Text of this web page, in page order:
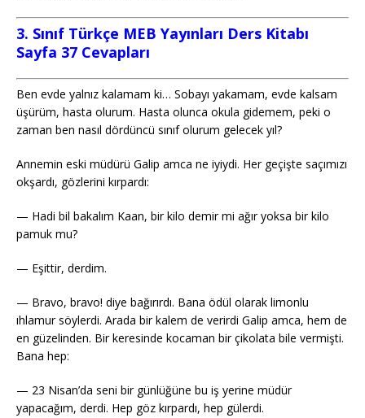
3. Sınıf Türkçe MEB Yayınları Ders Kitabı
Sayfa 37 Cevapları
Ben evde yalnız kalamam ki… Sobayı yakamam, evde kalsam
üşürüm, hasta olurum. Hasta olunca okula gidemem, peki o
zaman ben nasıl dördüncü sınıf olurum gelecek yıl?
Annemin eski müdürü Galip amca ne iyiydi. Her geçişte saçımızı
okşardı, gözlerini kırpardı:
— Hadi bil bakalım Kaan, bir kilo demir mi ağır yoksa bir kilo
pamuk mu?
— Eşittir, derdim.
— Bravo, bravo! diye bağırırdı. Bana ödül olarak limonlu
ıhlamur söylerdi. Arada bir kalem de verirdi Galip amca, hem de
en güzelinden. Bir keresinde kocaman bir çikolata bile vermişti.
Bana hep:
— 23 Nisan’da seni bir günlüğüne bu iş yerine müdür
yapacağım, derdi. Hep göz kırpardı, hep gülerdi.